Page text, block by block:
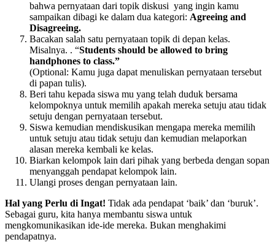
bahwa pernyataan dari topik diskusi yang ingin kamu
sampaikan dibagi ke dalam dua kategori: Agreeing and
Disagreeing.
Bacakan salah satu pernyataan topik di depan kelas.
Misalnya. . “Students should be allowed to bring
handphones to class.”
(Optional: Kamu juga dapat menuliskan pernyataan tersebut
di papan tulis).
Beri tahu kepada siswa mu yang telah duduk bersama
kelompoknya untuk memilih apakah mereka setuju atau tidak
setuju dengan pernyataan tersebut.
Siswa kemudian mendiskusikan mengapa mereka memilih
untuk setuju atau tidak setuju dan kemudian melaporkan
alasan mereka kembali ke kelas.
Biarkan kelompok lain dari pihak yang berbeda dengan sopan
menyanggah pendapat kelompok lain.
Ulangi proses dengan pernyataan lain.
Hal yang Perlu di Ingat! Tidak ada pendapat ‘baik’ dan ‘buruk’.
Sebagai guru, kita hanya membantu siswa untuk
mengkomunikasikan ide-ide mereka. Bukan menghakimi
pendapatnya.